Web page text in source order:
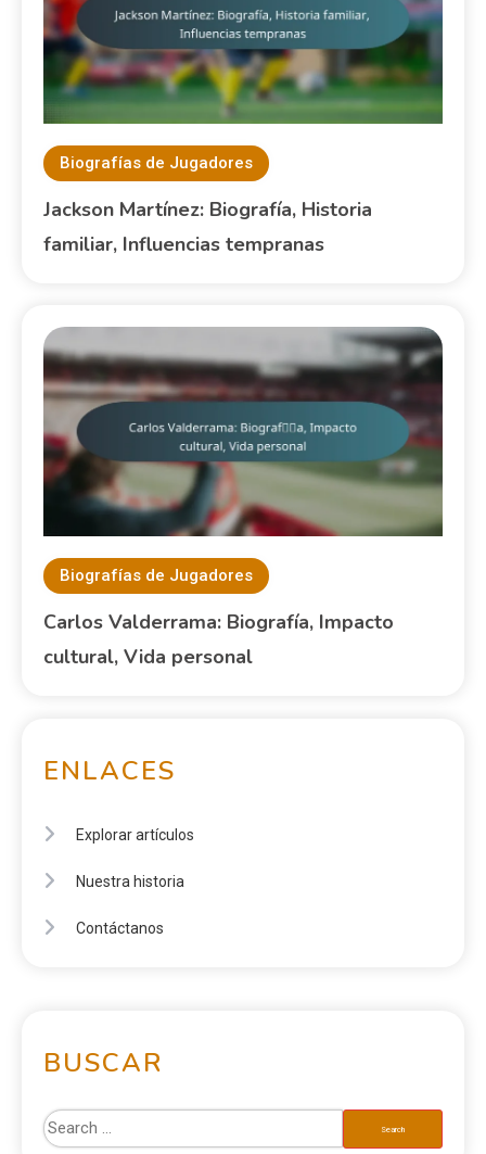
Biografías de Jugadores
Jackson Martínez: Biografía, Historia
familiar, Influencias tempranas
Biografías de Jugadores
Carlos Valderrama: Biografía, Impacto
cultural, Vida personal
ENLACES
Explorar artículos
Nuestra historia
Contáctanos
BUSCAR